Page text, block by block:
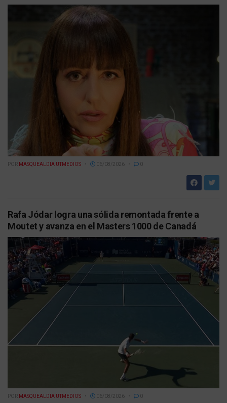
POR MASQUEALDIA UTMEDIOS 06/08/2026 0
Rafa Jódar logra una sólida remontada frente a
Moutet y avanza en el Masters 1000 de Canadá
POR MASQUEALDIA UTMEDIOS 06/08/2026 0